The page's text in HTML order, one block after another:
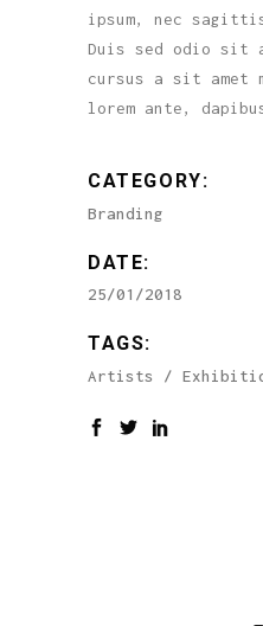
ipsum, nec
Duis sed odio sit
cursus a sit amet
lorem ante,
CATEGORY:
Branding
DATE:
25/01/2018
TAGS:
Artists